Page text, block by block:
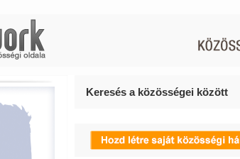
Keresés a közösségei között